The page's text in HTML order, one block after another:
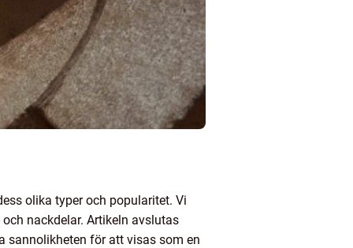
olika typer och popularitet. Vi
nackdelar. Artikeln avslutas
sannolikheten för att visas som en